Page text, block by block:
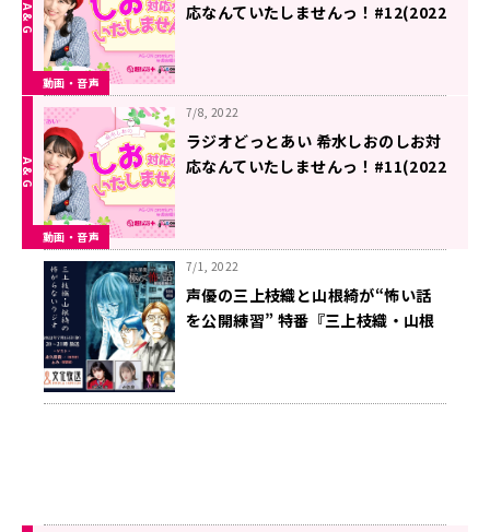
動画・音声
応なんていたしませんっ！#12(2022
動画・音声
7/8, 2022
ラジオどっとあい 希水しおのしお対
応なんていたしませんっ！#11(2022
7/1, 2022
声優の三上枝織と山根綺が“怖い話
を公開練習” 特番『三上枝織・山根